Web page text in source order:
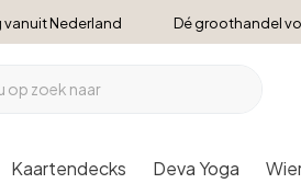
vanuit Nederland Dé groothandel
Kaartendecks Deva Yoga